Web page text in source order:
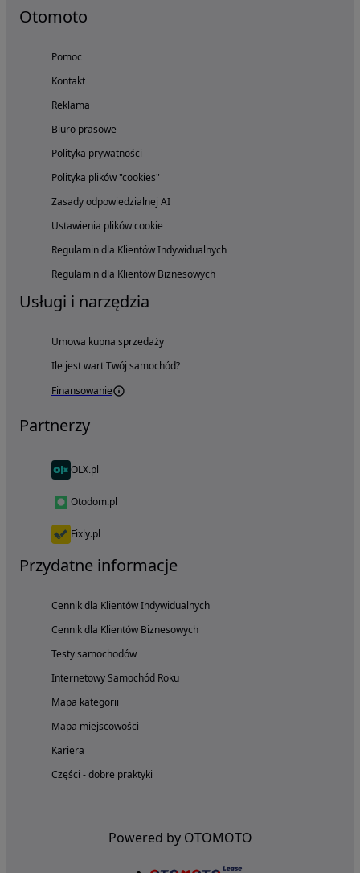
Otomoto
Pomoc
Kontakt
Reklama
Biuro prasowe
Polityka prywatności
Polityka plików "cookies"
Zasady odpowiedzialnej AI
Ustawienia plików cookie
Regulamin dla Klientów Indywidualnych
Regulamin dla Klientów Biznesowych
Usługi i narzędzia
Umowa kupna sprzedaży
Ile jest wart Twój samochód?
Finansowanie
Partnerzy
OLX.pl
Otodom.pl
Fixly.pl
Przydatne informacje
Cennik dla Klientów Indywidualnych
Cennik dla Klientów Biznesowych
Testy samochodów
Internetowy Samochód Roku
Mapa kategorii
Mapa miejscowości
Kariera
Części - dobre praktyki
Powered by OTOMOTO